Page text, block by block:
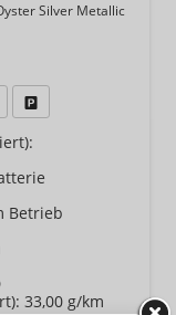
Silver Metallic
Sie an
Fahrzeugexposé (PDF)
Betrieb
33,00 g/km